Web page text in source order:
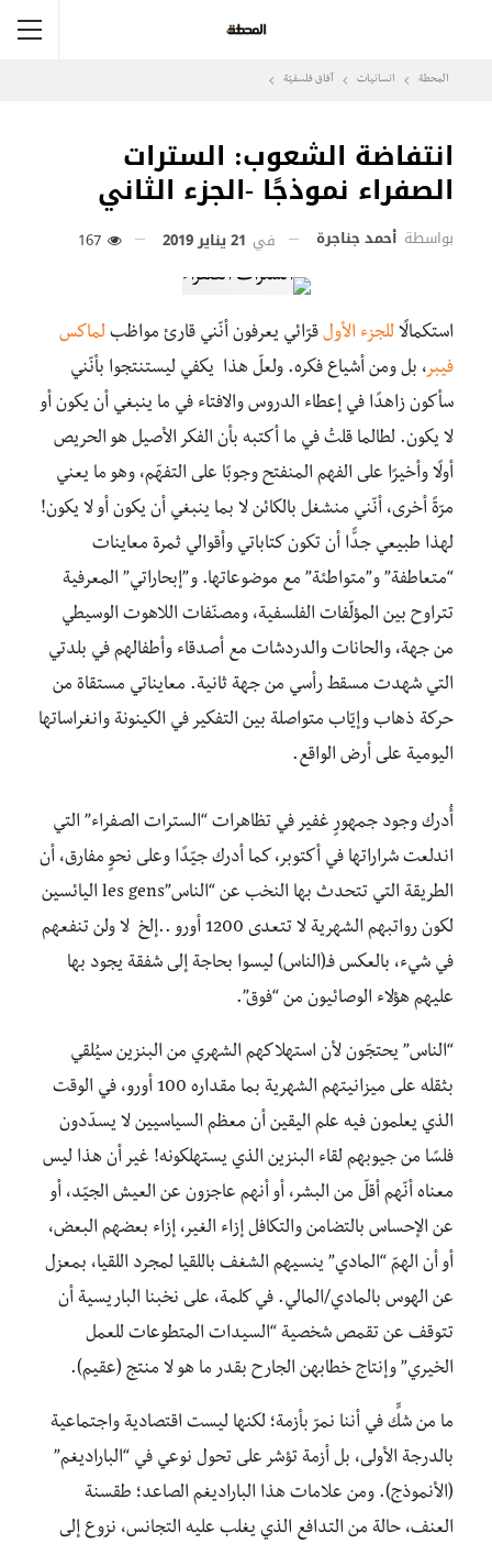
المحطة انسانيات آفاق فلسفيّة‎
انتفاضة الشعوب: السترات
الصفراء نموذجًا -الجزء الثاني
بواسطة أحمد جناجرة في 21 يناير 2019
استكمالًا للجزء الأول قرّائي يعرفون أنّني قارئ مواظب لماكس
فيبر، بل ومن أشياع فكره. ولعلّ هذا يكفي ليستنتجوا بأنّني
سأكون زاهدًا في إعطاء الدروس والافتاء في ما ينبغي أن يكون أو
لا يكون. لطالما قلتُ في ما أكتبه بأن الفكر الأصيل هو الحريص
أولًا وأخيرًا على الفهم المنفتح وجوبًا على التفهّم، وهو ما يعني
مرّةً أخرى، أنّني منشغل بالكائن لا بما ينبغي أن يكون أو لا يكون!
لهذا طبيعي جدًّا أن تكون كتاباتي وأقوالي ثمرة معاينات
“متعاطفة” و”متواطئة” مع موضوعاتها. و”إبحاراتي” المعرفية
تتراوح بين المؤلّفات الفلسفية، ومصنّفات اللاهوت الوسيطي
من جهة، والحانات والدردشات مع أصدقاء وأطفالهم في بلدتي
التي شهدت مسقط رأسي من جهة ثانية. معايناتي مستقاة من
حركة ذهاب وإيّاب متواصلة بين التفكير في الكينونة وانغراساتها
اليومية على أرض الواقع.
أُدرك وجود جمهورٍ غفير في تظاهرات “السترات الصفراء” التي
اندلعت شراراتها في أكتوبر، كما أدرك جيّدًا وعلى نحوٍ مفارق، أن
الطريقة التي تتحدث بها النخب عن “الناس”les gens اليائسين
لكون رواتبهم الشهرية لا تتعدى 1200 أورو ..إلخ لا ولن تنفعهم
في شيء، بالعكس فـ(الناس) ليسوا بحاجة إلى شفقة يجود بها
عليهم هؤلاء الوصائيون من “فوق”.
“الناس” يحتجّون لأن استهلاكهم الشهري من البنزين سيُلقي
بثقله على ميزانيتهم الشهرية بما مقداره 100 أورو، في الوقت
الذي يعلمون فيه علم اليقين أن معظم السياسيين لا يسدّدون
فلسًا من جيوبهم لقاء البنزين الذي يستهلكونه! غير أن هذا ليس
معناه أنّهم أقلّ من البشر، أو أنهم عاجزون عن العيش الجيّد، أو
عن الإحساس بالتضامن والتكافل إزاء الغير، إزاء بعضهم البعض،
أو أن الهمّ “المادي” ينسيهم الشغف باللقيا لمجرد اللقيا، بمعزل
عن الهوس بالمادي/المالي. في كلمة، على نخبنا الباريسية أن
تتوقف عن تقمص شخصية “السيدات المتطوعات للعمل
الخيري” وإنتاج خطابهن الجارح بقدر ما هو لا منتج (عقيم).
ما من شكٍّ في أننا نمرّ بأزمة؛ لكنها ليست اقتصادية واجتماعية
بالدرجة الأولى، بل أزمة تؤشر على تحول نوعي في “الباراديغم”
(الأنموذج). ومن علامات هذا الباراديغم الصاعد؛ طقسنة
العنف، حالة من التدافع الذي يغلب عليه التجانس، نزوع إلى